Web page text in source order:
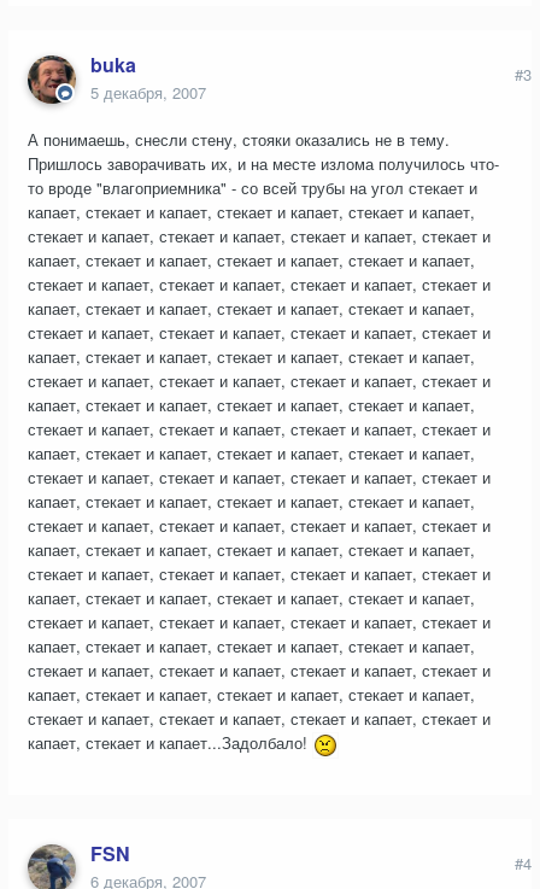
buka
5 декабря, 2007
#3
А понимаешь, снесли стену, стояки оказались не в тему.
Пришлось заворачивать их, и на месте излома получилось что-
то вроде "влагоприемника" - со всей трубы на угол стекает и
капает, стекает и капает, стекает и капает, стекает и капает,
стекает и капает, стекает и капает, стекает и капает, стекает и
капает, стекает и капает, стекает и капает, стекает и капает,
стекает и капает, стекает и капает, стекает и капает, стекает и
капает, стекает и капает, стекает и капает, стекает и капает,
стекает и капает, стекает и капает, стекает и капает, стекает и
капает, стекает и капает, стекает и капает, стекает и капает,
стекает и капает, стекает и капает, стекает и капает, стекает и
капает, стекает и капает, стекает и капает, стекает и капает,
стекает и капает, стекает и капает, стекает и капает, стекает и
капает, стекает и капает, стекает и капает, стекает и капает,
стекает и капает, стекает и капает, стекает и капает, стекает и
капает, стекает и капает, стекает и капает, стекает и капает,
стекает и капает, стекает и капает, стекает и капает, стекает и
капает, стекает и капает, стекает и капает, стекает и капает,
стекает и капает, стекает и капает, стекает и капает, стекает и
капает, стекает и капает, стекает и капает, стекает и капает,
стекает и капает, стекает и капает, стекает и капает, стекает и
капает, стекает и капает, стекает и капает, стекает и капает,
стекает и капает, стекает и капает, стекает и капает, стекает и
капает, стекает и капает, стекает и капает, стекает и капает,
стекает и капает, стекает и капает, стекает и капает, стекает и
капает, стекает и капает...Задолбало!
FSN
6 декабря, 2007
#4